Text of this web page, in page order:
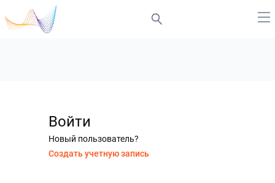
Войти
Новый пользователь?
Создать учетную запись